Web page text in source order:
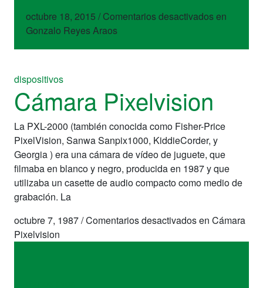
octubre 18, 2015 / Comentarios desactivadosen
Gonzalo Reyes Araos
dispositivos
Cámara Pixelvision
La PXL-2000 (también conocida como Fisher-Price
PixelVision, Sanwa Sanpix1000, KiddieCorder, y
Georgia ) era una cámara de vídeo de juguete, que
filmaba en blanco y negro, producida en 1987 y que
utilizaba un casette de audio compacto como medio de
grabación. La
octubre 7, 1987/Comentarios desactivadosen Cámara
Pixelvision